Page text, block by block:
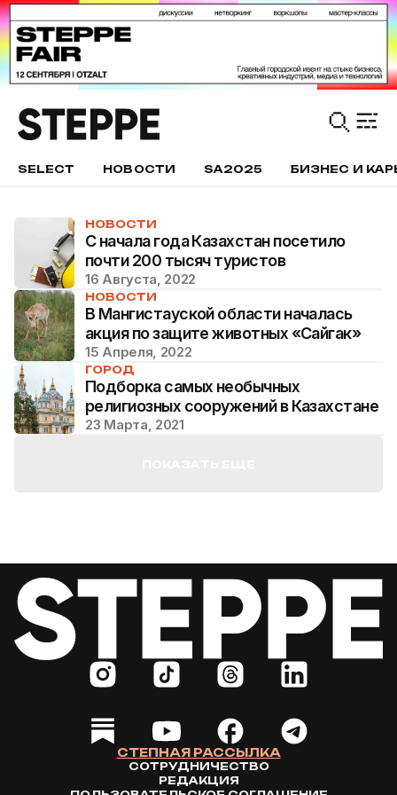
SELECT НОВОСТИ SA2025 БИЗНЕС И
НОВОСТИ
С начала года Казахстан посетило
почти 200 тысяч туристов
16 Августа, 2022
НОВОСТИ
В Мангистауской области началась
акция по защите животных «Сайгак»
15 Апреля, 2022
ГОРОД
Подборка самых необычных
религиозных сооружений в Казахстане
23 Марта, 2021
СТЕПНАЯ РАССЫЛКА
СОТРУДНИЧЕСТВО
РЕДАКЦИЯ